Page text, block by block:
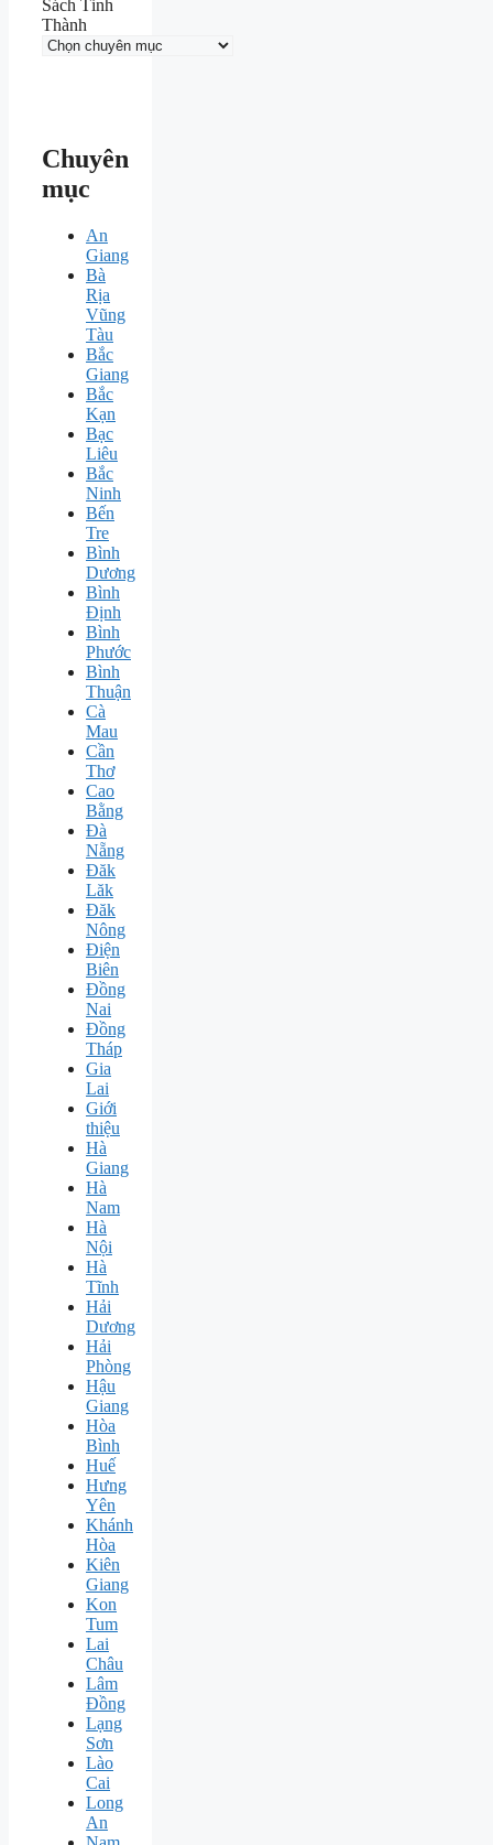
Sách Tỉnh
Thành
Chuyên
mục
An
Giang
Bà
Rịa
Vũng
Tàu
Bắc
Giang
Bắc
Kạn
Bạc
Liêu
Bắc
Ninh
Bến
Tre
Bình
Dương
Bình
Định
Bình
Phước
Bình
Thuận
Cà
Mau
Cần
Thơ
Cao
Bằng
Đà
Nẵng
Đăk
Lăk
Đăk
Nông
Điện
Biên
Đồng
Nai
Đồng
Tháp
Gia
Lai
Giới
thiệu
Hà
Giang
Hà
Nam
Hà
Nội
Hà
Tĩnh
Hải
Dương
Hải
Phòng
Hậu
Giang
Hòa
Bình
Huế
Hưng
Yên
Khánh
Hòa
Kiên
Giang
Kon
Tum
Lai
Châu
Lâm
Đồng
Lạng
Sơn
Lào
Cai
Long
An